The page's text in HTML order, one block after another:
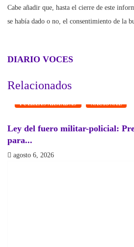
Cabe añadir que, hasta el cierre de este
se había dado o no, el consentimiento de la
DIARIO VOCES
Relacionados
FUERZAS ARMADAS NACIONAL
Ley del fuero militar-policial:
para...
agosto 6, 2026